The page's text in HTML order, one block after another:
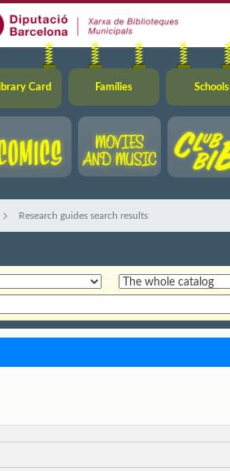
Card Famílies Schools
Research guides search results